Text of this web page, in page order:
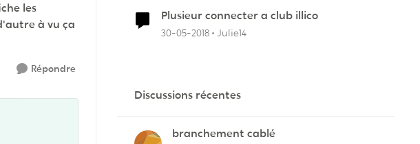
les
à vu ça
Répondre
Plusieur connecter a club illico
30-05-2018 Julie14
Discussions récentes
branchement cablé